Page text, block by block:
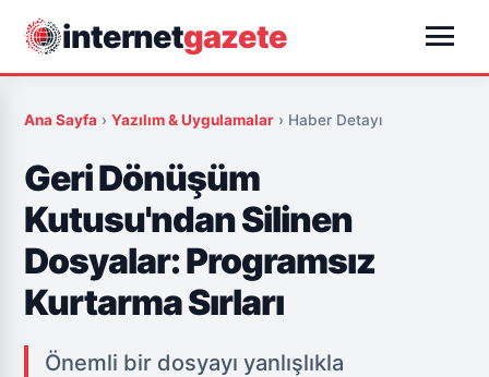
internetgazete menu
Ana Sayfa ›Yazılım & Uygulamalar › Haber Detayı
Geri Dönüşüm
Kutusu'ndan Silinen
Dosyalar: Programsız
Kurtarma Sırları
Önemli bir dosyayı yanlışlıkla